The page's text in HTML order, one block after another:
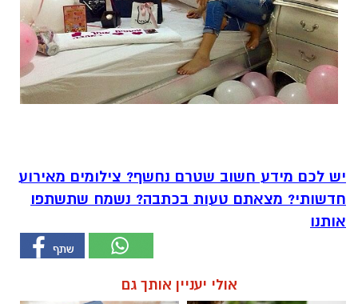
יש לכם מידע חשוב שטרם נחשף? צילומים מאירוע
חדשותי? מצאתם טעות בכתבה? נשמח שתשתפו
אותנו
אולי יעניין אותך גם